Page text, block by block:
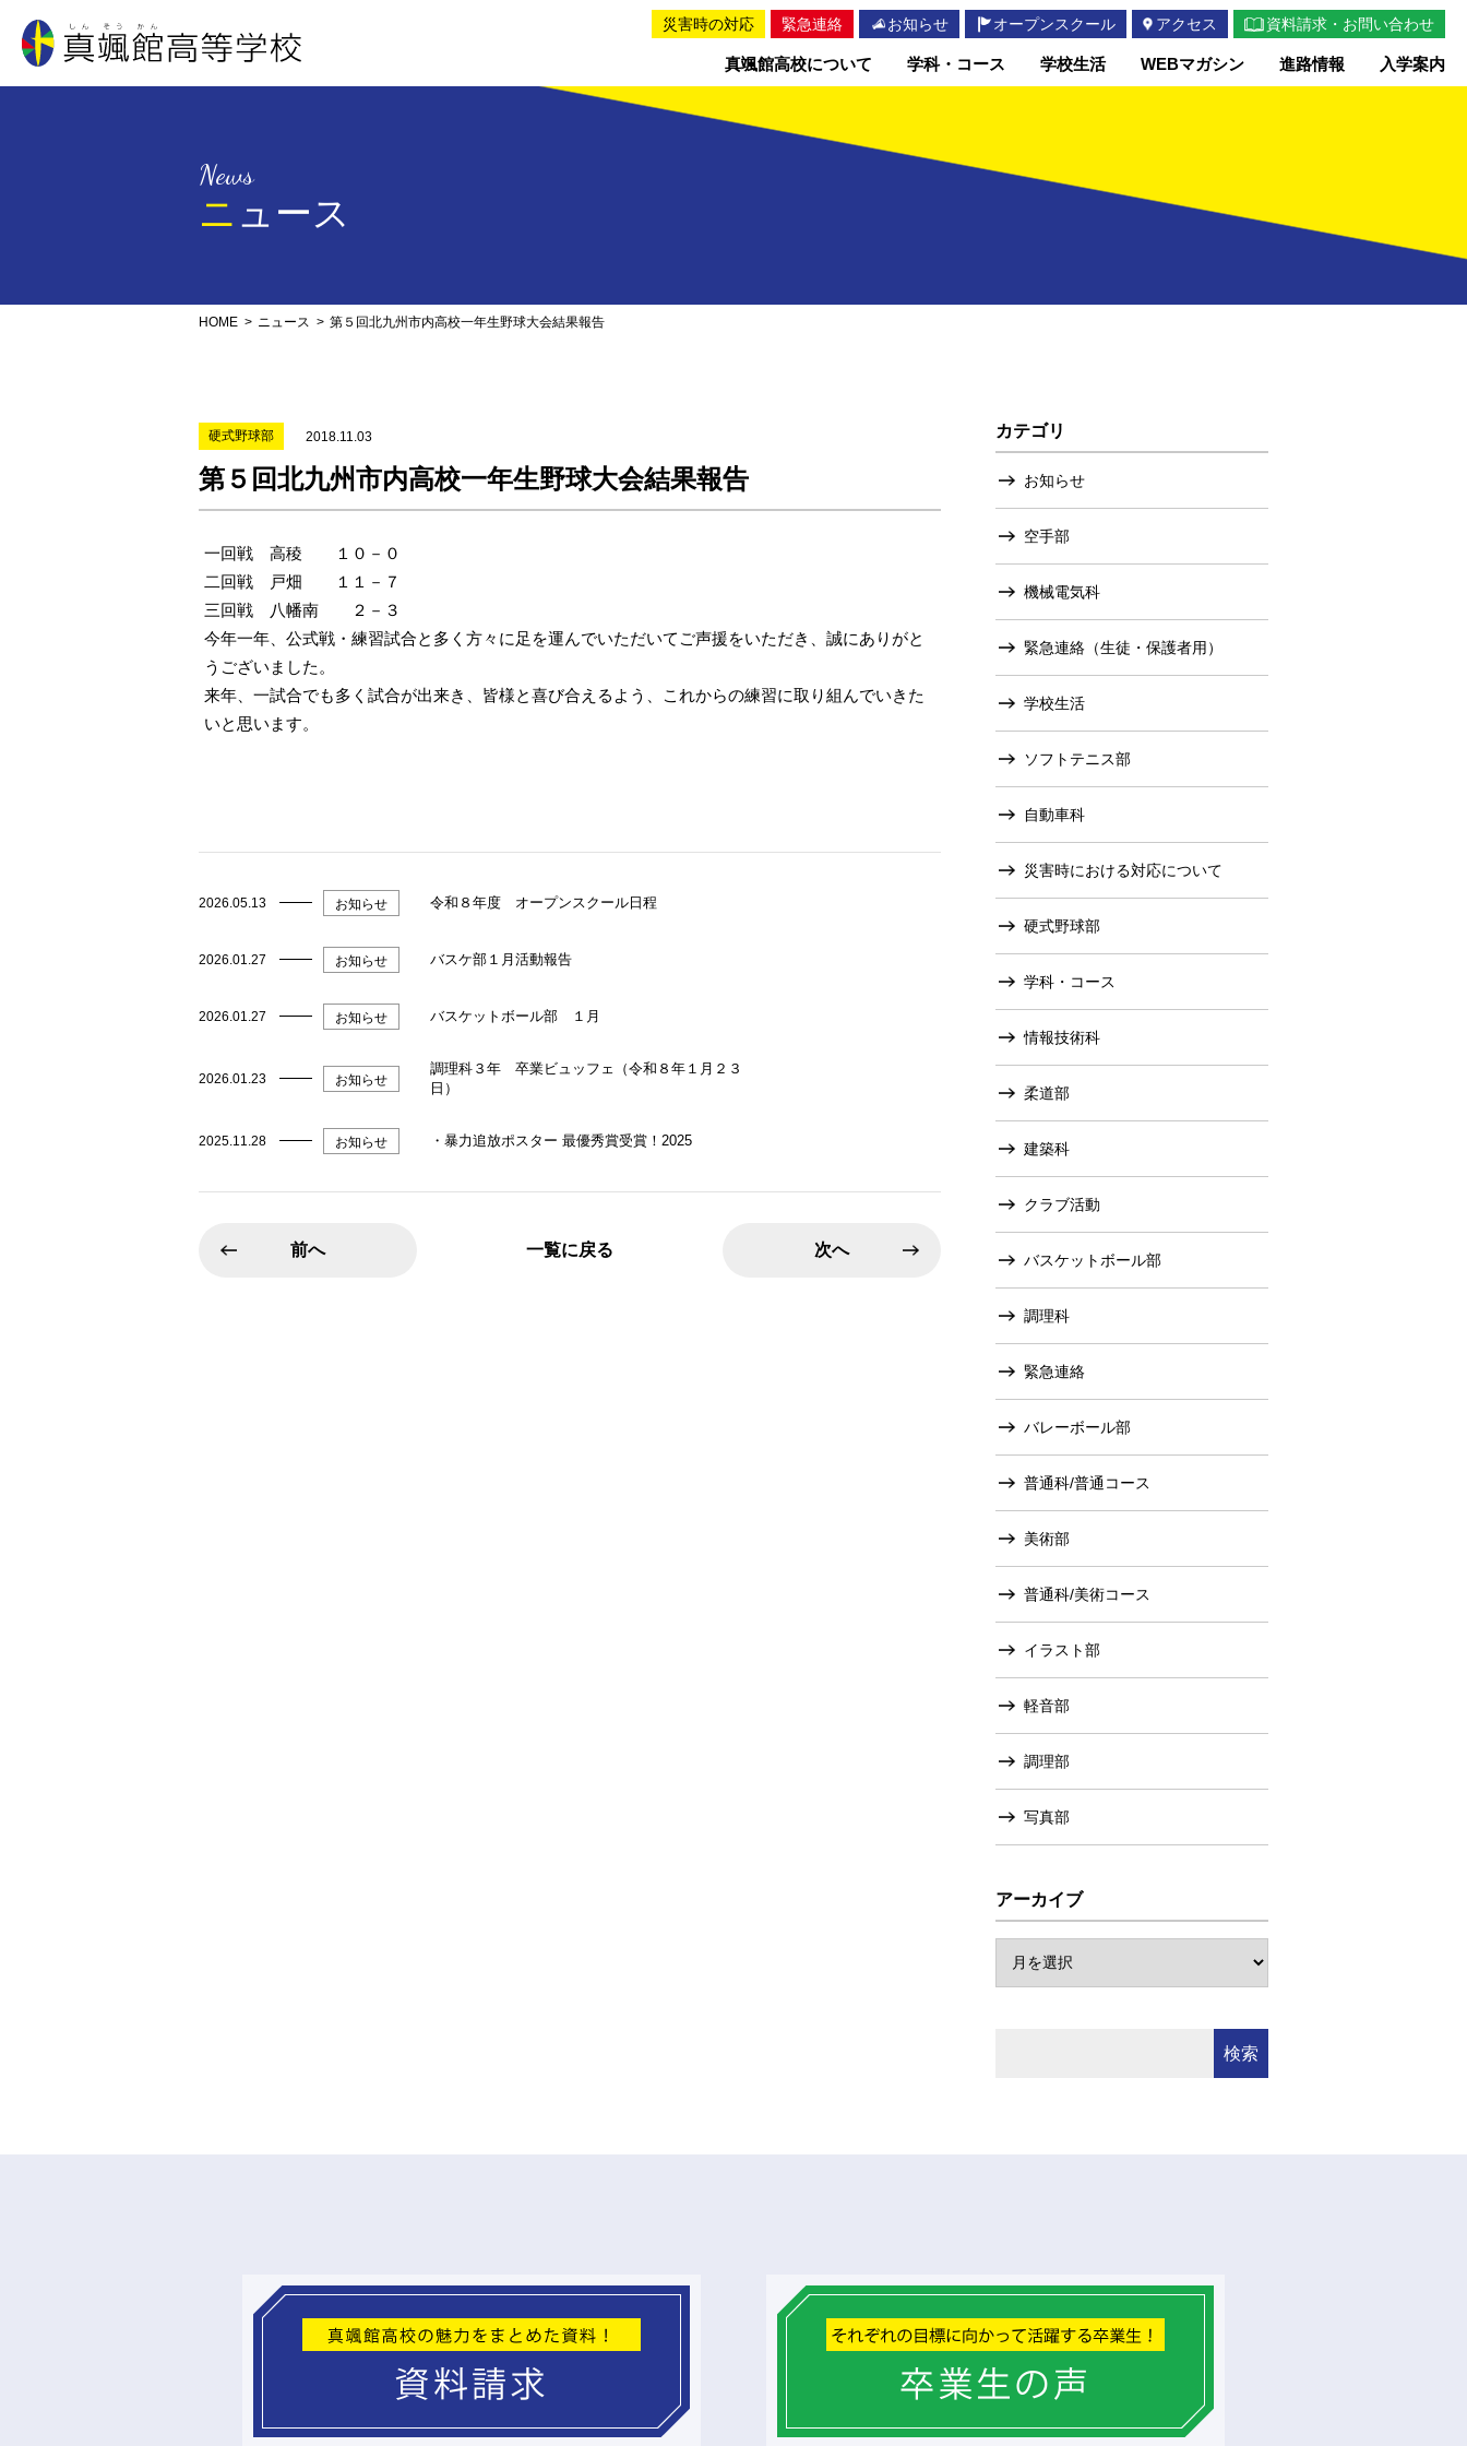
真颯館高校について
学科・コース 学校生活 WEBマガシン 進路情報 入学案内
災害時の対応 緊急連絡 お知らせ オープンスクール アクセス 資料請求・お問い合わせ
News
ニュース
HOME ニュース 第５回北九州市内高校一年生野球大会結果報告
硬式野球部 2018.11.03
第５回北九州市内高校一年生野球大会結果報告
一回戦 高稜 １０－０
二回戦 戸畑 １１－７
三回戦 八幡南 ２－３
今年一年、公式戦・練習試合と多く方々に足を運んでいただいてご声援をいただき、誠にありがと
うございました。
来年、一試合でも多く試合が出来き、皆様と喜び合えるよう、これからの練習に取り組んでいきた
いと思います。
2026.05.13 お知らせ 令和８年度 オープンスクール日程
2026.01.27 お知らせ バスケ部１月活動報告
2026.01.27 お知らせ バスケットボール部 １月
2026.01.23 お知らせ
調理科３年 卒業ビュッフェ（令和８年１月２３
日）
2025.11.28 お知らせ ・暴力追放ポスター 最優秀賞受賞！2025
前へ 一覧に戻る 次へ
カテゴリ
お知らせ
空手部
機械電気科
緊急連絡（生徒・保護者用）
学校生活
ソフトテニス部
自動車科
災害時における対応について
硬式野球部
学科・コース
情報技術科
柔道部
建築科
クラブ活動
バスケットボール部
調理科
緊急連絡
バレーボール部
普通科/普通コース
美術部
普通科/美術コース
イラスト部
軽音部
調理部
写真部
アーカイブ